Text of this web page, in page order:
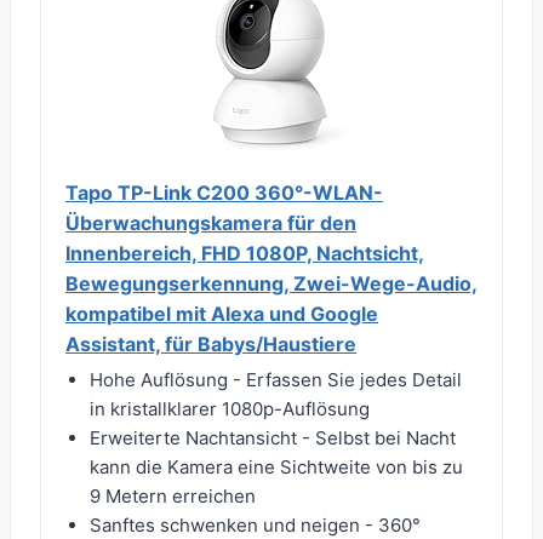
Tapo TP-Link C200 360°-WLAN-
Überwachungskamera für den
Innenbereich, FHD 1080P, Nachtsicht,
Bewegungserkennung, Zwei-Wege-Audio,
kompatibel mit Alexa und Google
Assistant, für Babys/Haustiere
Hohe Auflösung - Erfassen Sie jedes Detail
in kristallklarer 1080p-Auflösung
Erweiterte Nachtansicht - Selbst bei Nacht
kann die Kamera eine Sichtweite von bis zu
9 Metern erreichen
Sanftes schwenken und neigen - 360°